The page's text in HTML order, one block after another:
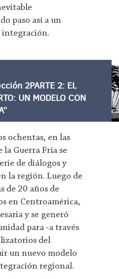
paso así a un
integración.
2PARTE 2: EL
UN MODELO CON
ochentas, en las
la Guerra Fría se
de diálogos y
la región. Luego de
de 20 años de
en Centroamérica,
y se generó
para -a través
del
un nuevo modelo
regional.